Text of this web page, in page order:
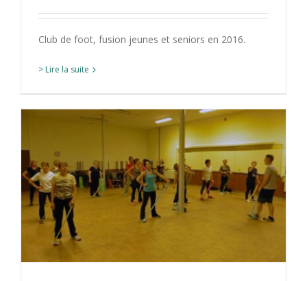
Club de foot, fusion jeunes et seniors en 2016.
> Lire la suite